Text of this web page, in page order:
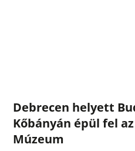
Debrecen helyett
Kőbányán épül fel
Múzeum